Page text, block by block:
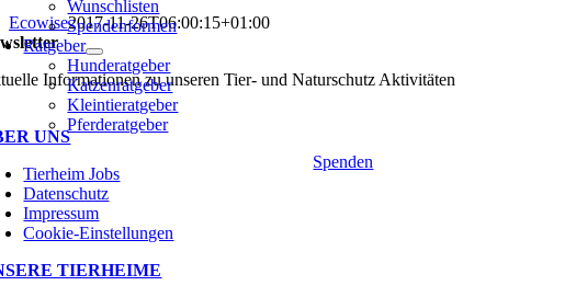
Wunschlisten
Spendenformen
Ratgeber
Hunderatgeber
Katzenratgeber
Kleintieratgeber
Pferderatgeber
Spenden
Ecowise2017-11-26T06:00:15+01:00
Informationen zu unseren Tier- und Naturschutz Aktivitäten
UNS
Tierheim Jobs
Datenschutz
Impressum
Cookie-Einstellungen
TIERHEIME